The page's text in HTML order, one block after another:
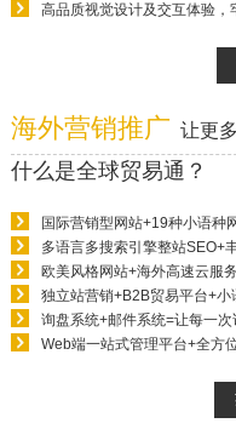
高品质视觉设计及交互体验
海外营销推广 让更
什么是全球贸易通？
国际营销型网站+19种小语种
多语言多搜索引擎整站SEO+
欧美风格网站+海外高速云服
独立站营销+B2B贸易平台+
询盘系统+邮件系统=让每一
Web端一站式管理平台+全方